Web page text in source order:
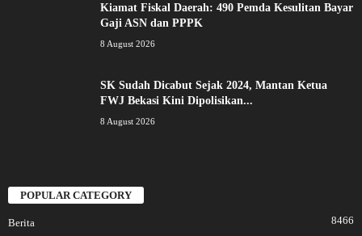
Kiamat Fiskal Daerah: 490 Pemda Kesulitan Bayar
Gaji ASN dan PPPK
8 August 2026
SK Sudah Dicabut Sejak 2024, Mantan Ketua
FWJ Bekasi Kini Dipolisikan...
8 August 2026
POPULAR CATEGORY
Berita 8466